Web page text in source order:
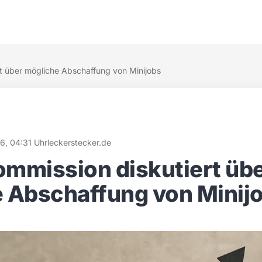
mögliche Abschaffung von Minijobs
04:31 Uhrleckerstecker.de
diskutiert
Abschaffung von